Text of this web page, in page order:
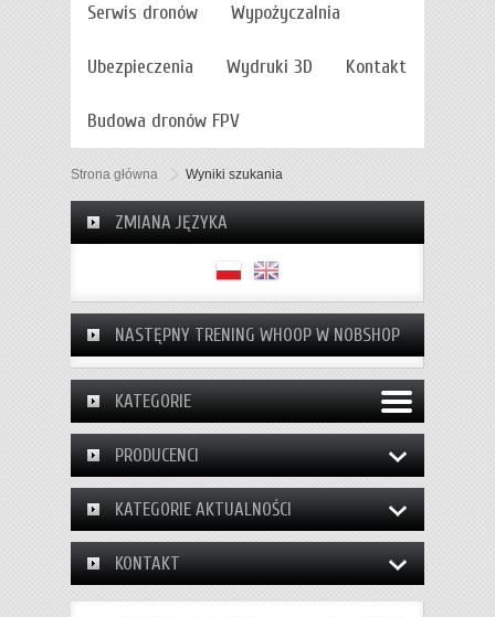
Serwis dronów Wypożyczalnia
Ubezpieczenia Wydruki 3D Kontakt
Budowa dronów FPV
Strona główna Wyniki szukania
ZMIANA JĘZYKA
NASTĘPNY TRENING WHOOP W NOBSHOP
KATEGORIE
PRODUCENCI
KATEGORIE AKTUALNOŚCI
KONTAKT